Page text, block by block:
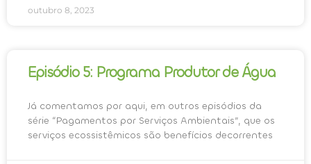
outubro 8, 2023
Episódio 5: Programa Produtor de Água
Já comentamos por aqui, em outros episódios da
série “Pagamentos por Serviços Ambientais”, que os
serviços ecossistêmicos são benefícios decorrentes